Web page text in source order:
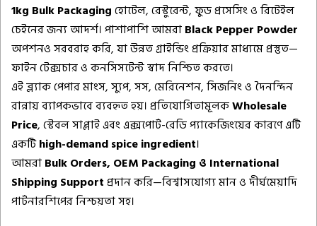
1kg Bulk Packagingহোটেল, রেস্টুরেন্ট, ফুড প্রসেসিং ও রিটেইল
চেইনের জন্য আদর্শ। পাশাপাশি আমরাBlack Pepper Powder
অপশনও সরবরাহ করি, যা উন্নত গ্রাইন্ডিং প্রক্রিয়ার মাধ্যমে প্রস্তুত—
ফাইন টেক্সচার ও কনসিসটেন্ট স্বাদ নিশ্চিত করতে।
এই ব্ল্যাক পেপার মাংস, স্যুপ, সস, মেরিনেশন, সিজনিং ও দৈনন্দিন
রান্নায় ব্যাপকভাবে ব্যবহৃত হয়। প্রতিযোগিতামূলকWholesale
Price, স্টেবল সাপ্লাই এবং এক্সপোর্ট-রেডি প্যাকেজিংয়ের কারণে এটি
একটিhigh-demand spice ingredient।
আমরাBulk Orders, OEM Packaging ও International
Shipping Supportপ্রদান করি—বিশ্বাসযোগ্য মান ও দীর্ঘমেয়াদি
পার্টনারশিপের নিশ্চয়তা সহ।